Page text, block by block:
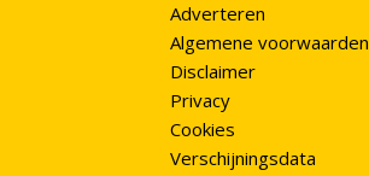
Adverteren
Algemene voorwaarden
Disclaimer
Privacy
Cookies
Verschijningsdata